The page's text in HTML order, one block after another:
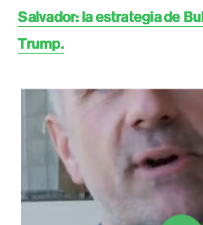
Salvador: la estrategia de
Trump.